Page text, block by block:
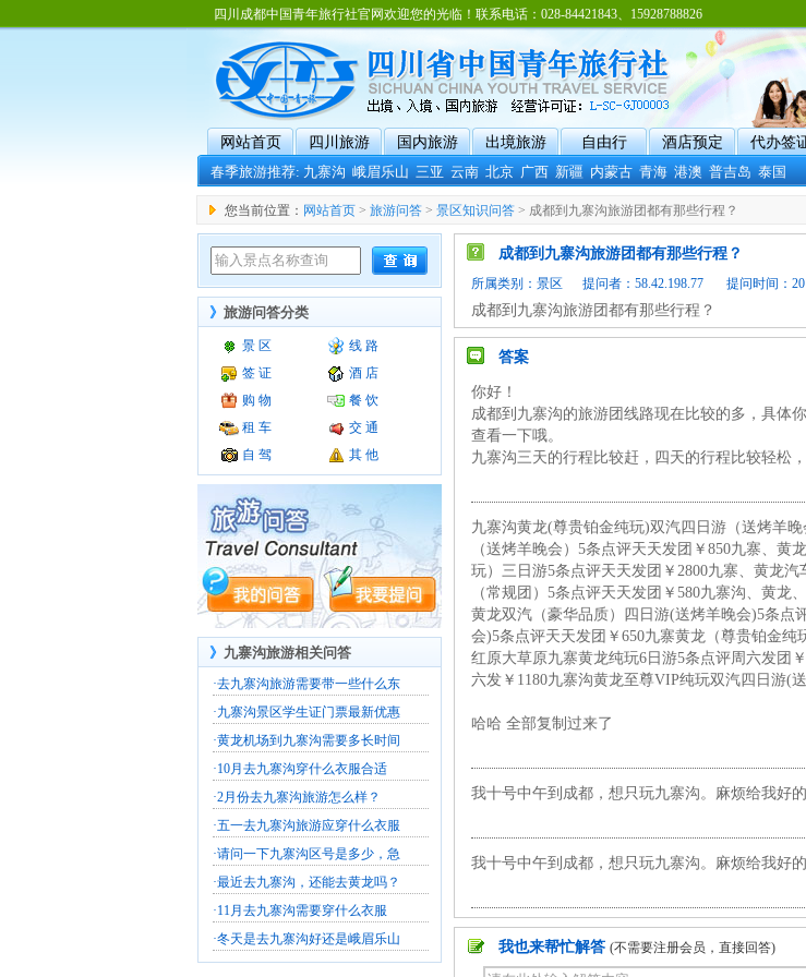
四川成都中国青年旅行社官网欢迎您的光临！联系电话：028-84421843、15928788826
网站首页 四川旅游 国内旅游 出境旅游 自由行 酒店预定 代办签
春季旅游推荐:九寨沟 峨眉乐山 三亚 云南 北京 广西 新疆 内蒙古 青海 港澳 普吉岛 泰国
您当前位置： 网站首页 > 旅游问答 > 景区知识问答 > 成都到九寨沟旅游团都有那些行程？
》 旅游问答分类
景 区
线 路
签 证
酒 店
购 物
餐 饮
租 车
交 通
自 驾
其 他
》 九寨沟旅游相关问答
·去九寨沟旅游需要带一些什么东
·九寨沟景区学生证门票最新优惠
·黄龙机场到九寨沟需要多长时间
·10月去九寨沟穿什么衣服合适
·2月份去九寨沟旅游怎么样？
·五一去九寨沟旅游应穿什么衣服
·请问一下九寨沟区号是多少，急
·最近去九寨沟，还能去黄龙吗？
·11月去九寨沟需要穿什么衣服
·冬天是去九寨沟好还是峨眉乐山
成都到九寨沟旅游团都有那些行程？
所属类别： 景区 提问者：58.42.198.77 提问时间：
成都到九寨沟旅游团都有那些行程？
答案
你好！
成都到九寨沟的旅游团线路现在比较的多，具体
查看一下哦。
九寨沟三天的行程比较赶，四天的行程比较轻松
九寨沟黄龙(尊贵铂金纯玩)双汽四日游（送烤羊
（送烤羊晚会）5条点评天天发团￥850九寨、
玩）三日游5条点评天天发团￥2800九寨、黄龙
（常规团）5条点评天天发团￥580九寨沟、黄
黄龙双汽（豪华品质）四日游(送烤羊晚会)5条点
会)5条点评天天发团￥650九寨黄龙（尊贵铂金
红原大草原九寨黄龙纯玩6日游5条点评周六发团
六发￥1180九寨沟黄龙至尊VIP纯玩双汽四日游(
哈哈 全部复制过来了
我十号中午到成都，想只玩九寨沟。麻烦给我好
我十号中午到成都，想只玩九寨沟。麻烦给我好
我也来帮忙解答 (不需要注册会员，直接回答)